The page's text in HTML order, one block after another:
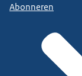
Abonneren